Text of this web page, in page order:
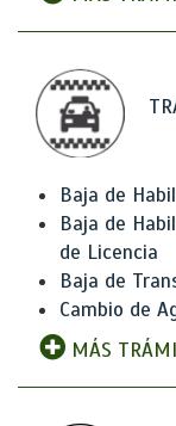
Baja de
Baja de
de Licencia
Baja de
Cambio de
MÁS